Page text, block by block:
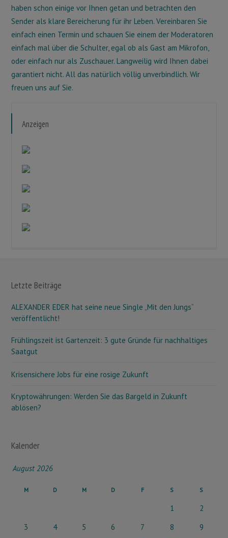
haben schon einige vor Ihnen getan und betrachten den
Sender als klare Bereicherung für ihr Leben. Vereinbaren Sie
einfach einen Termin und schauen Sie einem der Moderatoren
einfach mal über die Schulter, egal ob als Gast am Mikrofon,
oder einfach nur als Zuschauer. Langweilig wird Ihnen dabei
garantiert nicht. All das natürlich völlig unverbindlich. Wir
freuen uns auf Sie.
Anzeigen
Letzte Beiträge
ALEXANDER EDER hat seine neue Single „Mit den Jungs“
veröffentlicht!
Frühlingszeit ist Gartenzeit: 3 gute Gründe für nachhaltiges
Saatgut
Krisensichere Jobs für eine rosige Zukunft
Kryptowährungen: Werden Sie das Bargeld in Zukunft
ablösen?
Kalender
August 2026
M D M D F S S
1
2
3
4 5 6 7 8
9